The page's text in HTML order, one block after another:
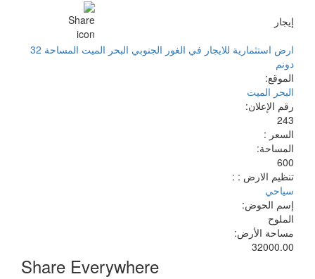
إيجار
ارض استثمارية للايجار في الغور الجنوبي البحر الميت المساحة 32
دونم
الموقع:
البحر الميت
رقم الإعلان:
243
السعر :
المساحة:
600
تنظيم الارض : :
سياحي
إسم الحوض:
الملوح
مساحة الأرض:
32000.00
Share Everywhere